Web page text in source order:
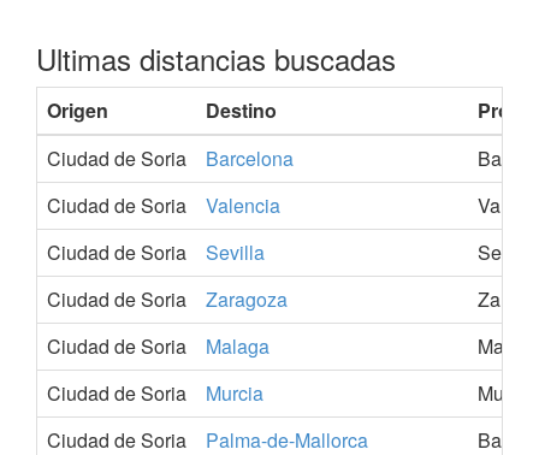
Ultimas distancias buscadas
Origen Destino
Ciudad de Soria
Barcelona
Ciudad de Soria
Valencia
Ciudad de Soria
Sevilla
Sevilla
Ciudad de Soria
Zaragoza
Ciudad de Soria
Malaga
Ciudad de Soria
Murcia
Murcia
Ciudad de Soria
Palma-de-Mallorca